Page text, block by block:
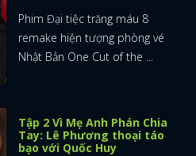
Phim Đại tiệc trăng máu 8
remake hiện tượng phòng vé
Nhật Bản One Cut of the ...
Tập 2 Vì Mẹ Anh Phán Chia
Tay: Lê Phương thoại táo
bạo với Quốc Huy